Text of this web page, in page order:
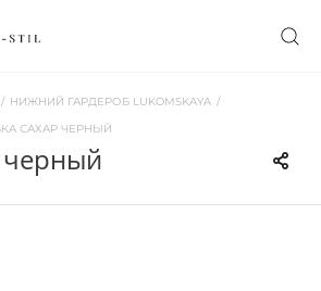
/ НИЖНИЙ ГАРДЕРОБ LUKOMSKAYA /
САХАР ЧЕРНЫЙ
черный